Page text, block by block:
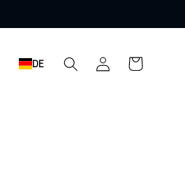
DE EinloggenWarenkorb